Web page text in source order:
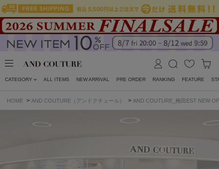
CATEGORY ALL ITEMS NEW ARRIVAL PRE ORDER RANKING FEATURE
HOME > AND COUTURE（アンドクチュール） > AND COUTURE_梅田EST NEW